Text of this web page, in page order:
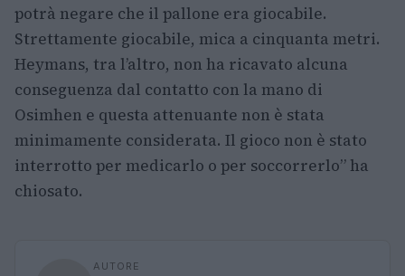
potrà negare che il pallone era giocabile.
Strettamente giocabile, mica a cinquanta metri.
Heymans, tra l’altro, non ha ricavato alcuna
conseguenza dal contatto con la mano di
Osimhen e questa attenuante non è stata
minimamente considerata. Il gioco non è stato
interrotto per medicarlo o per soccorrerlo” ha
chiosato.
AUTORE